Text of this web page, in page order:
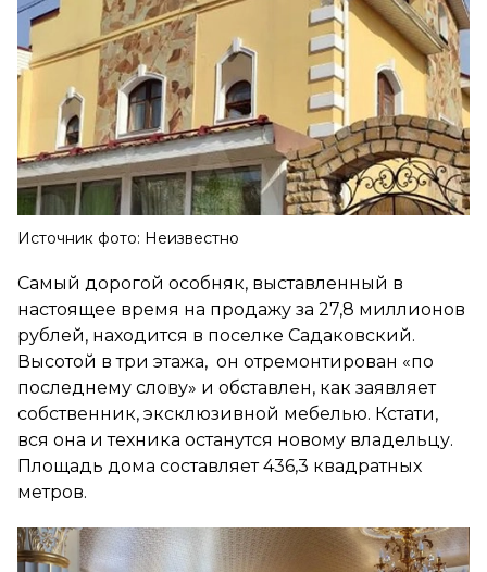
Источник фото: Неизвестно
Самый дорогой особняк, выставленный в
настоящее время на продажу за 27,8 миллионов
рублей, находится в поселке Садаковский.
Высотой в три этажа, он отремонтирован «по
последнему слову» и обставлен, как заявляет
собственник, эксклюзивной мебелью. Кстати,
вся она и техника останутся новому владельцу.
Площадь дома составляет 436,3 квадратных
метров.